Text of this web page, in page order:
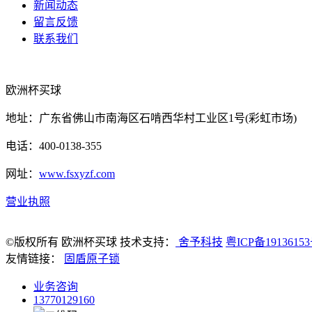
新闻动态
留言反馈
联系我们
欧洲杯买球
地址：广东省佛山市南海区石啃西华村工业区1号(彩虹市场)
电话：400-0138-355
网址： www.fsxyzf.com
营业执照
©版权所有 欧洲杯买球 技术支持： 舍予科技 粤ICP备
友情链接：
固盾原子锁
业务咨询
13770129160